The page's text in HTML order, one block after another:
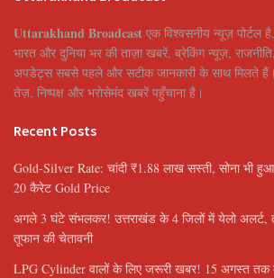
Uttarakhand Broadcast एक विश्वसनीय न्यूज़ पोर्टल
भारत और दुनिया भर की ताज़ा खबरें, ब्रेकिंग न्यूज़,
अपडेट्स सबसे पहले और सटीक जानकारी के साथ मिलते हैं।
तेज़, निष्पक्ष और भरोसेमंद खबरें पहुँचाना है।
Recent Posts
Gold-Silver Rate: चांदी ₹1.88 लाख सस्ती, सोना भी
20 कैरेट Gold Price
अगले 3 घंटे संभलकर! उत्तराखंड के 4 जिलों में येलो अलर्ट,
तूफान की चेतावनी
LPG Cylinder वालों के लिए जरूरी खबर! 15 अगस्त तक